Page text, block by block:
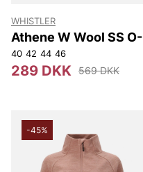
WHISTLER
Athene W Wool SS O-
neck T-shirt
40 42 44 46
289 DKK 569 DKK
-45%